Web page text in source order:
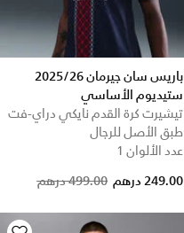
باريس سان جيرمان 2025/26
ستيديوم الأساسي
تيشيرت كرة القدم نايكي دراي-فت
طبق الأصل للرجال
عدد الألوان 1
Price reduced from
499.00 درهم to 249.00 درهم